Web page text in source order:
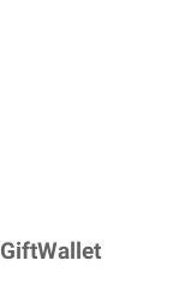
GiftWallet